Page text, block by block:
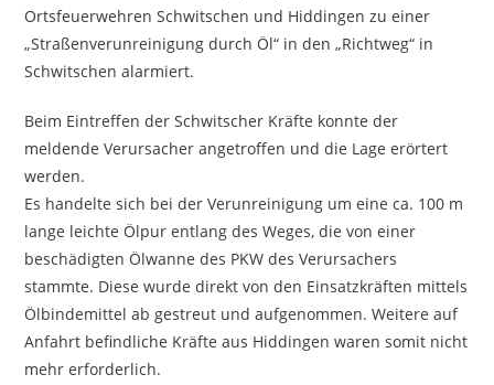
Ortsfeuerwehren Schwitschen und Hiddingen zu einer
„Straßenverunreinigung durch Öl“ in den „Richtweg“ in
Schwitschen alarmiert.
Beim Eintreffen der Schwitscher Kräfte konnte der
meldende Verursacher angetroffen und die Lage erörtert
werden.
Es handelte sich bei der Verunreinigung um eine ca. 100 m
lange leichte Ölpur entlang des Weges, die von einer
beschädigten Ölwanne des PKW des Verursachers
stammte. Diese wurde direkt von den Einsatzkräften mittels
Ölbindemittel ab gestreut und aufgenommen. Weitere auf
Anfahrt befindliche Kräfte aus Hiddingen waren somit nicht
mehr erforderlich.